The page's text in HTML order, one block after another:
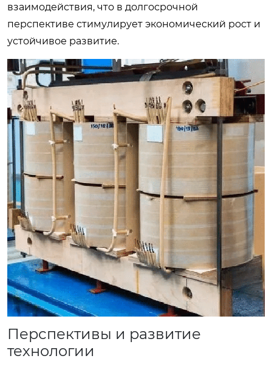
взаимодействия, что в долгосрочной
перспективе стимулирует экономический рост и
устойчивое развитие.
Перспективы и развитие
технологии